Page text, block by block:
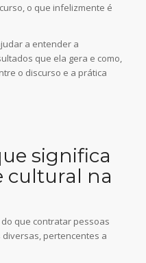
o que infelizmente é
a entender a
que ela gera e como,
o discurso e a prática
significa
cultural na
que contratar pessoas
pertencentes a